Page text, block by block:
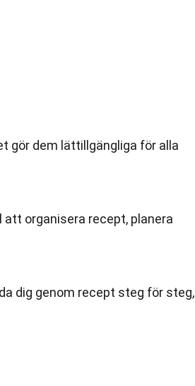
gör dem lättillgängliga för alla
att organisera recept, planera
dig genom recept steg för steg,